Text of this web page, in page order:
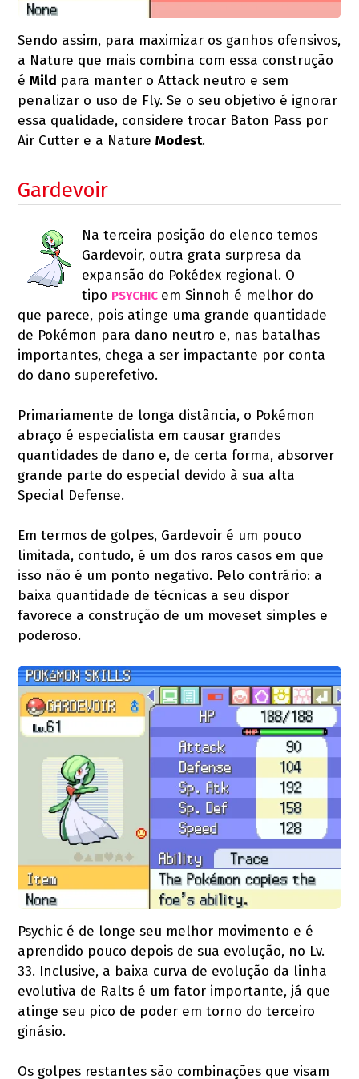
Sendo assim, para maximizar os ganhos ofensivos,
a Nature que mais combina com essa construção
éMild para manter o Attack neutro e sem
penalizar o uso de Fly. Se o seu objetivo é ignorar
essa qualidade, considere trocar Baton Pass por
Air Cutter e a NatureModest.
Gardevoir
Na terceira posição do elenco temos
Gardevoir, outra grata surpresa da
expansão do Pokédex regional. O
tipo PSYCHIC em Sinnoh é melhor do
que parece, pois atinge uma grande quantidade
de Pokémon para dano neutro e, nas batalhas
importantes, chega a ser impactante por conta
do dano superefetivo.
Primariamente de longa distância, o Pokémon
abraço é especialista em causar grandes
quantidades de dano e, de certa forma, absorver
grande parte do especial devido à sua alta
Special Defense.
Em termos de golpes, Gardevoir é um pouco
limitada, contudo, é um dos raros casos em que
isso não é um ponto negativo. Pelo contrário: a
baixa quantidade de técnicas a seu dispor
favorece a construção de um moveset simples e
poderoso.
Psychic é de longe seu melhor movimento e é
aprendido pouco depois de sua evolução, no Lv.
33. Inclusive, a baixa curva de evolução da linha
evolutiva de Ralts é um fator importante, já que
atinge seu pico de poder em torno do terceiro
ginásio.
Os golpes restantes são combinações que visam